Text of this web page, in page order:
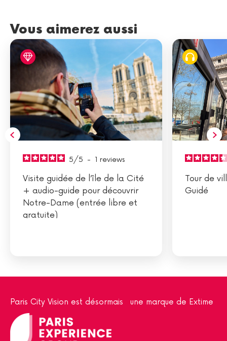
Vous aimerez aussi
5/5 - 1 reviews
Visite guidée de l’île de la Cité
+ audio-guide pour découvrir
Notre-Dame (entrée libre et
gratuite)
Tour de
Guidé
Paris City Vision est désormais une marque de Extime